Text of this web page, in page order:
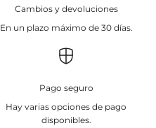
Cambios y devoluciones
En un plazo máximo de 30 días.
Pago seguro
Hay varias opciones de pago
disponibles.